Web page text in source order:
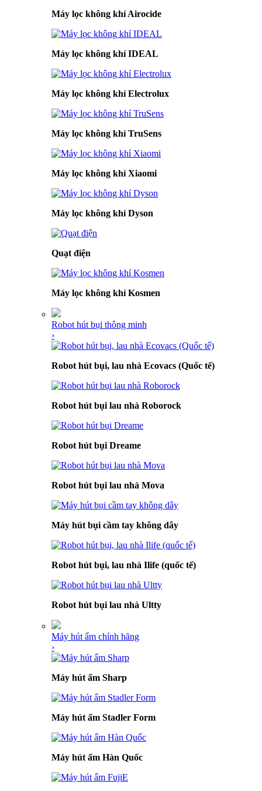
Máy lọc không khí Airocide
Máy lọc không khí IDEAL
Máy lọc không khí Electrolux
Máy lọc không khí TruSens
Máy lọc không khí Xiaomi
Máy lọc không khí Dyson
Quạt điện
Máy lọc không khí Kosmen
Robot hút bụi thông minh
›
Robot hút bụi, lau nhà Ecovacs (Quốc tế)
Robot hút bụi lau nhà Roborock
Robot hút bụi Dreame
Robot hút bụi lau nhà Mova
Máy hút bụi cầm tay không dây
Robot hút bụi, lau nhà Ilife (quốc tế)
Robot hút bụi lau nhà Ultty
Máy hút ẩm chính hãng
›
Máy hút ẩm Sharp
Máy hút ẩm Stadler Form
Máy hút ẩm Hàn Quốc